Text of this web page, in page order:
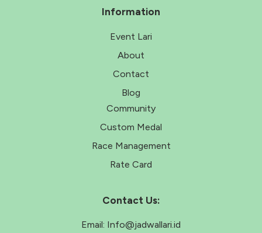
Information
Event Lari
About
Contact
Blog
Community
Custom Medal
Race Management
Rate Card
Contact Us:
Email: Info@jadwallari.id